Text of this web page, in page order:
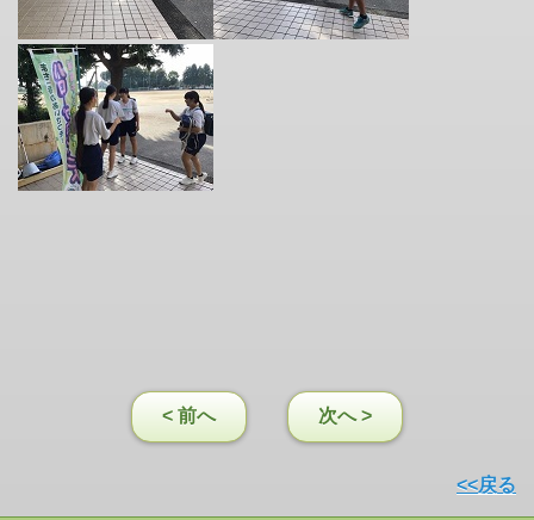
< 前へ 次へ >
<<戻る